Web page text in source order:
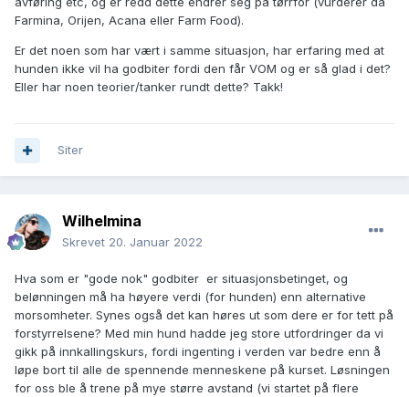
Farmina, Orijen, Acana eller Farm Food).
Er det noen som har vært i samme situasjon, har erfaring med at
hunden ikke vil ha godbiter fordi den får VOM og er så glad i det?
Eller har noen teorier/tanker rundt dette? Takk!
Siter
Wilhelmina
Skrevet 20. Januar 2022
Hva som er "gode nok" godbiter er situasjonsbetinget, og
belønningen må ha høyere verdi (for hunden) enn alternative
morsomheter. Synes også det kan høres ut som dere er for tett på
forstyrrelsene? Med min hund hadde jeg store utfordringer da vi
gikk på innkallingskurs, fordi ingenting i verden var bedre enn å
løpe bort til alle de spennende menneskene på kurset. Løsningen
for oss ble å trene på mye større avstand (vi startet på flere